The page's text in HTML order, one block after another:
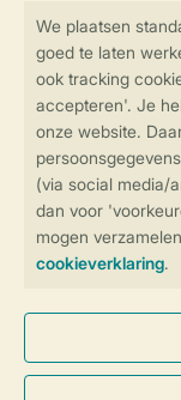
Controle
Veilig en snel
Veilige
Veilige betaling